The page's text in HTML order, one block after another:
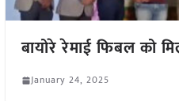
बायोरे रेमाई फिबल को
January 24, 2025